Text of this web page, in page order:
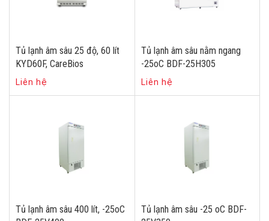
Tủ lạnh âm sâu 25 độ, 60 lít
KYD60F, CareBios
Liên hệ
Tủ lạnh âm sâu nằm ngang
-25oC BDF-25H305
Liên hệ
Tủ lạnh âm sâu 400 lít, -25oC
Tủ lạnh âm sâu -25 oC BDF-